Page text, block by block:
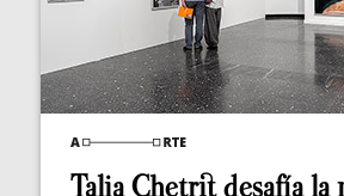
Talia Chetrit desafía la